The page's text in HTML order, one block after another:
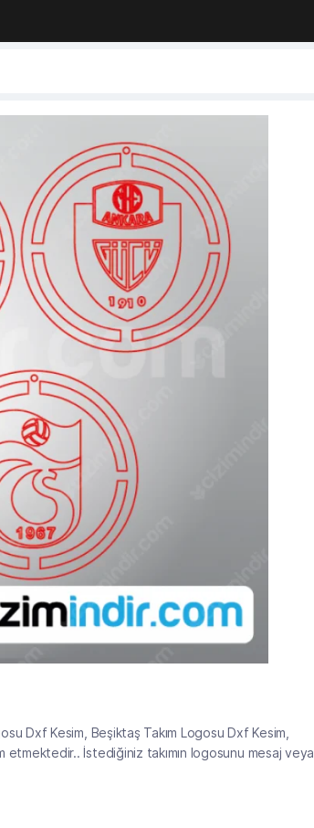
Dxf Kesim, Beşiktaş Takım Logosu Dxf Kesim,
İstediğiniz takımın logosunu mesaj veya